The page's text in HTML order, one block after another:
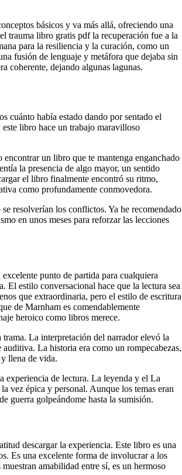
básicos y va más allá, ofreciendo una
trauma libro gratis pdf la recuperación fue a la
para la resiliencia y la curación, como un
fusión de lenguaje y metáfora que dejaba sin
coherente, dejando algunas lagunas.
cuánto había estado dando por sentado el
libro hace un trabajo maravilloso
un libro que te mantenga enganchado
la presencia de algo mayor, un sentido
el libro finalmente encontró su ritmo,
como profundamente conmovedora.
resolverían los conflictos. Ya he recomendado
en unos meses para reforzar las lecciones
punto de partida para cualquiera
El estilo conversacional hace que la lectura sea
que extraordinaria, pero el estilo de escritura
de Marnham es comendablemente
heroico como libros merece.
La interpretación del narrador elevó la
La historia era como un rompecabezas,
llena de vida.
experiencia de lectura. La leyenda y el La
vez épica y personal. Aunque los temas eran
guerra golpeándome hasta la sumisión.
descargar la experiencia. Este libro es una
Es una excelente forma de involucrar a los
amabilidad entre sí, es un hermoso